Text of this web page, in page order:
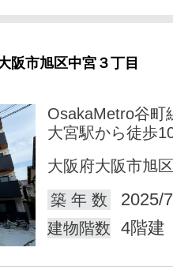
阪市旭区中宮３丁目
OsakaMetro谷町
大宮駅から徒歩
大阪府大阪市旭
築 年 数
2025/
建物階数 4階建